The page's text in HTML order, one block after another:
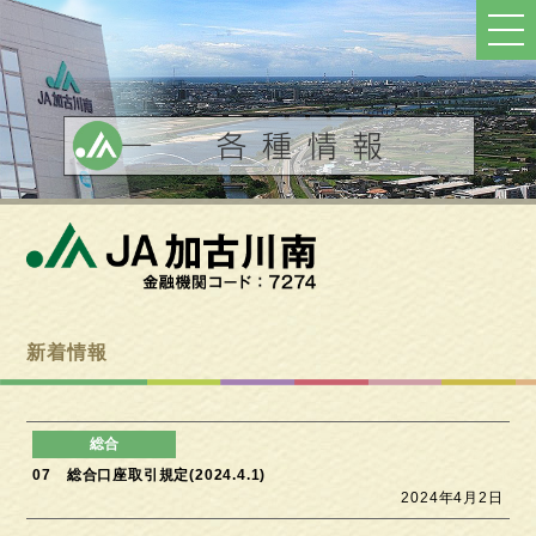
新着情報
07 総合口座取引規定(2024.4.1)
2024年4月2日